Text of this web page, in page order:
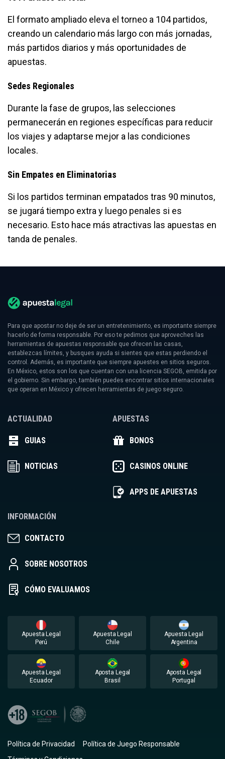
El formato ampliado eleva el torneo a 104 partidos,
creando un calendario más largo con más jornadas,
más partidos diarios y más oportunidades de
apuestas.
Sedes Regionales
Durante la fase de grupos, las selecciones
permanecerán en regiones específicas para reducir
los viajes y adaptarse mejor a las condiciones
locales.
Sin Empates en Eliminatorias
Si los partidos terminan empatados tras 90 minutos,
se jugará tiempo extra y luego penales si es
necesario. Esto hace más atractivas las apuestas en
tanda de penales.
Para que apostar no deje de ser un entretenimiento, es importante siempre
hacerlo de forma responsable. Por eso te pedimos que aproveches las
herramientas de apuestas responsable que ofrecen las casas,
establezcas límites, y busques ayuda si sientes que estas perdiendo el
control. Además, es importante que siempre apuestes en sitios seguros.
En México, estos son los que cuentan con una licencia SEGOB, emitida por
el gobierno. Sin embargo, también puedes encontrar sitios internacionales
que operan en México y ofrecen herramientas de juego seguro.
ACTUALIDAD
GUIAS
NOTICIAS
APUESTAS
BONOS
CASINOS ONLINE
APPS DE APUESTAS
INFORMACIÓN
CONTACTO
SOBRE NOSOTROS
CÓMO EVALUAMOS
Apuesta Legal
Perú
Apuesta Legal
Chile
Apuesta Legal
Argentina
Apuesta Legal
Ecuador
Aposta Legal
Brasil
Aposta Legal
Portugal
Política de Privacidad
Política de Juego Responsable